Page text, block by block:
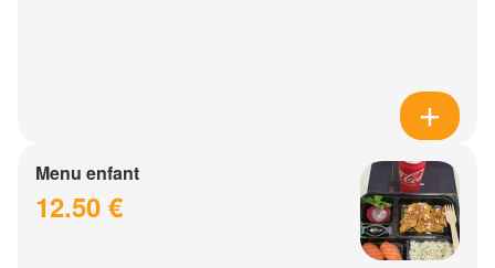
Menu enfant
12.50 €